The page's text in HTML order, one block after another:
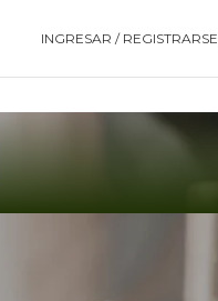
INGRESAR / REGISTRARSE